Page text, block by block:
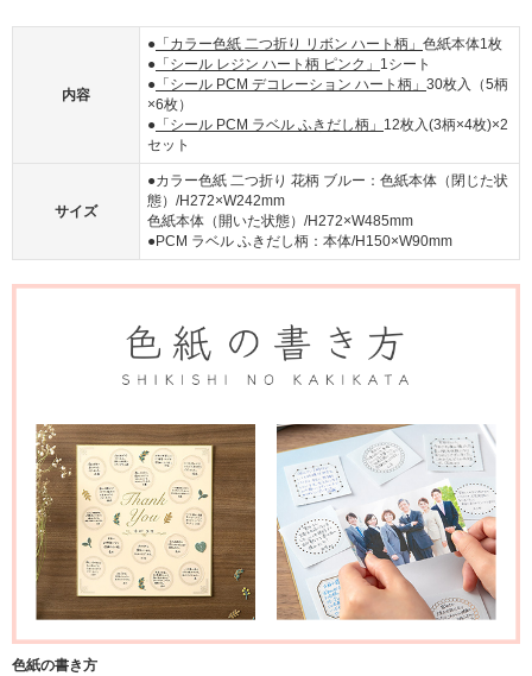
内容
● 「カラー色紙 二つ折り リボン ハート柄」 色紙本体1枚
● 「シール レジン ハート柄 ピンク」 1シート
● 「シール PCM デコレーション ハート柄」 30枚入（5柄
×6枚）
● 「シール PCM ラベル ふきだし柄」 12枚入(3柄×4枚)×2
セット
サイズ
●カラー色紙 二つ折り 花柄 ブルー：色紙本体（閉じた状
態）/H272×W242mm
色紙本体（開いた状態）/H272×W485mm
●PCM ラベル ふきだし柄：本体/H150×W90mm
色紙の書き方